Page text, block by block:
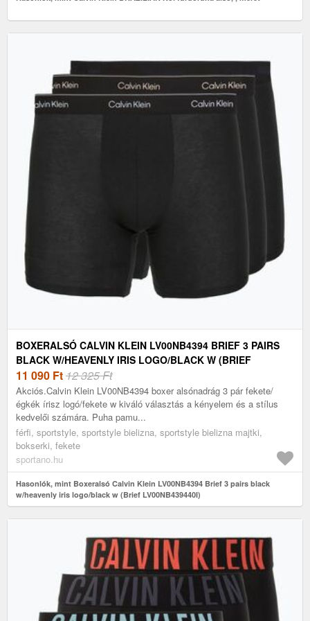
BOXERALSÓ CALVIN KLEIN LV00NB4394 BRIEF 3 PAIRS
BLACK W/HEAVENLY IRIS LOGO/BLACK W (BRIEF
LV00NB439440I)
11 090 Ft12 325 Ft
Akciós.Calvin Klein LV00NB4394 boxer alsónadrág 3 pár fekete/
égkék írisz logó/fekete w kiváló választás a kényelem és a stílus
kedvelői számára. Puha pamu...
férfi, sportstyle, sportstyle bielizna, sportstyle bielizna majtki,
bokserki, fekete
sportano.hu
Hasonlók, mint Boxeralsó Calvin Klein LV00NB4394 Brief 3 pairs black
w/heavenly iris logo/black w (Brief LV00NB439440I)